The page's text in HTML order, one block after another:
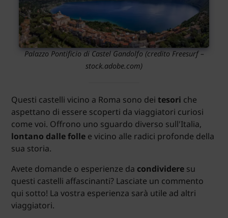
Palazzo Pontificio di Castel Gandolfo (credito Freesurf –
stock.adobe.com)
Questi castelli vicino a Roma sono deitesori che
aspettano di essere scoperti da viaggiatori curiosi
come voi. Offrono uno sguardo diverso sull'Italia,
lontano dalle folle e vicino alle radici profonde della
sua storia.
Avete domande o esperienze da condividere su
questi castelli affascinanti? Lasciate un commento
qui sotto! La vostra esperienza sarà utile ad altri
viaggiatori.